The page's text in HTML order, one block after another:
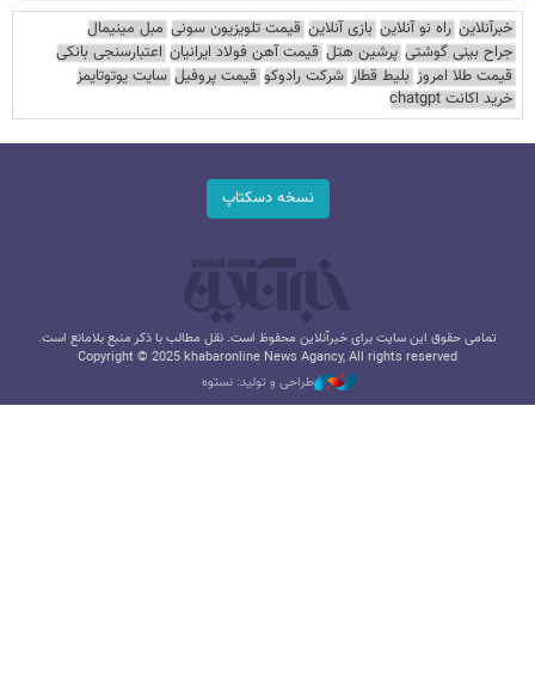
خبرآنلاین راه نو آنلاین بازی آنلاین قیمت تلویزیون سونی مبل مینیمال
جراح بینی گوشتی پرشین هتل قیمت آهن فولاد ایرانیان اعتبارسنجی بانکی
قیمت طلا امروز بلیط قطار شرکت رادوکو قیمت پروفیل سایت یوتوتایمز
خرید اکانت chatgpt
نسخه دسکتاپ
تمامی حقوق این سایت برای خبرآنلاین محفوظ است. نقل مطالب با ذکر منبع بلامانع است.
Copyright © 2025 khabaronline News Agancy, All rights reserved
طراحی و تولید: نستوه